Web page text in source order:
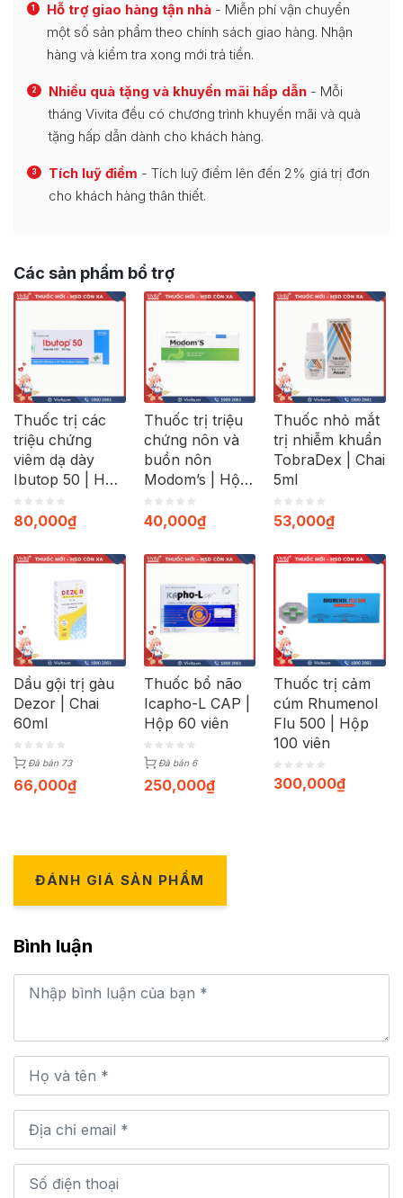
1 Hỗ trợ giao hàng tận nhà - Miễn phí vận chuyển
một số sản phẩm theo chính sách giao hàng. Nhận
hàng và kiểm tra xong mới trả tiền.
2 Nhiều quà tặng và khuyến mãi hấp dẫn - Mỗi
tháng Vivita đều có chương trình khuyến mãi và quà
tặng hấp dẫn dành cho khách hàng.
3 Tích luỹ điểm - Tích luỹ điểm lên đến 2% giá trị đơn
cho khách hàng thân thiết.
Các sản phẩm bổ trợ
Thuốc trị các
triệu chứng
viêm dạ dày
Ibutop 50 | Hộp
20 viên
80,000₫
Thuốc trị triệu
chứng nôn và
buồn nôn
Modom’s | Hộp
100 viên
40,000₫
Thuốc nhỏ mắt
trị nhiễm khuẩn
TobraDex | Chai
5ml
53,000₫
Dầu gội trị gàu
Dezor | Chai
60ml
Đã bán 73
66,000₫
Thuốc bổ não
Icapho-L CAP |
Hộp 60 viên
Đã bán 6
250,000₫
Thuốc trị cảm
cúm Rhumenol
Flu 500 | Hộp
100 viên
300,000₫
ĐÁNH GIÁ SẢN PHẨM
Bình luận